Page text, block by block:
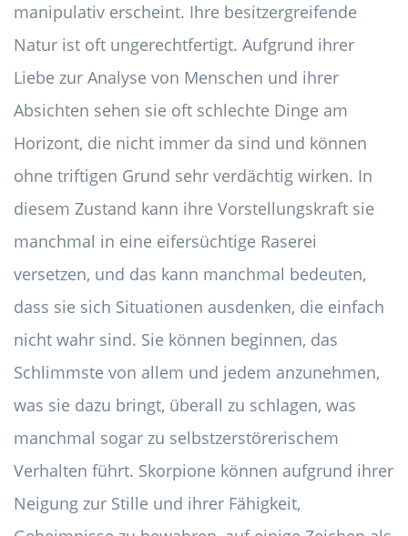
manipulativ erscheint. Ihre besitzergreifende
Natur ist oft ungerechtfertigt. Aufgrund ihrer
Liebe zur Analyse von Menschen und ihrer
Absichten sehen sie oft schlechte Dinge am
Horizont, die nicht immer da sind und können
ohne triftigen Grund sehr verdächtig wirken. In
diesem Zustand kann ihre Vorstellungskraft sie
manchmal in eine eifersüchtige Raserei
versetzen, und das kann manchmal bedeuten,
dass sie sich Situationen ausdenken, die einfach
nicht wahr sind. Sie können beginnen, das
Schlimmste von allem und jedem anzunehmen,
was sie dazu bringt, überall zu schlagen, was
manchmal sogar zu selbstzerstörerischem
Verhalten führt. Skorpione können aufgrund ihrer
Neigung zur Stille und ihrer Fähigkeit,